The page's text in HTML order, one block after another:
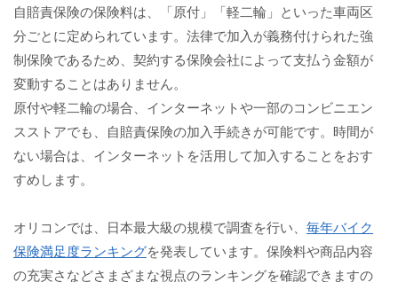
自賠責保険の保険料は、「原付」「軽二輪」といった車両区
分ごとに定められています。法律で加入が義務付けられた強
制保険であるため、契約する保険会社によって支払う金額が
変動することはありません。
原付や軽二輪の場合、インターネットや一部のコンビニエン
スストアでも、自賠責保険の加入手続きが可能です。時間が
ない場合は、インターネットを活用して加入することをおす
すめします。
オリコンでは、日本最大級の規模で調査を行い、 毎年バイク
保険満足度ランキングを発表しています。保険料や商品内容
の充実さなどさまざまな視点のランキングを確認できますの